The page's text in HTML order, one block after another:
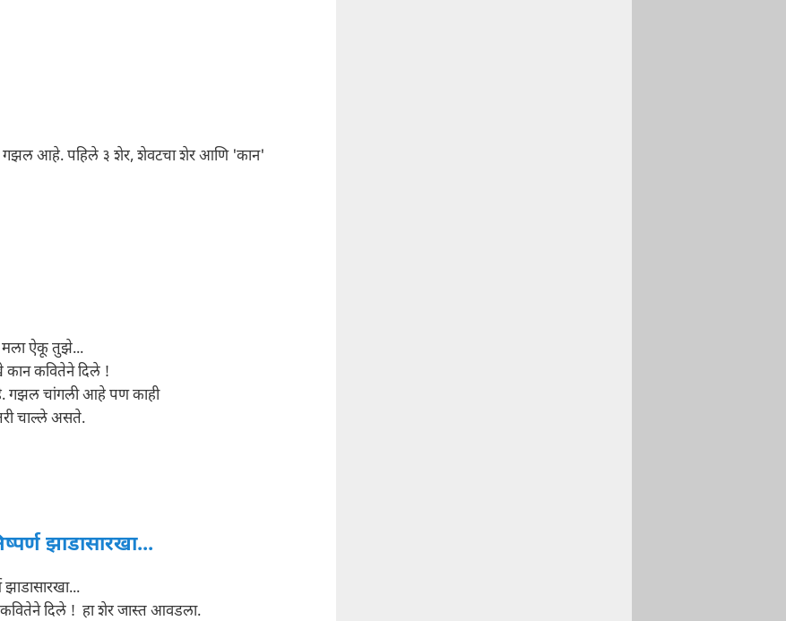
आहे. पहिले ३ शेर, शेवटचा शेर आणि 'कान'
मला ऐकू तुझे...
कवितेने दिले !
गझल चांगली आहे पण काही
चाल्ले असते.
झाडासारखा...
झाडासारखा...
दिले ! हा शेर जास्त आवडला.